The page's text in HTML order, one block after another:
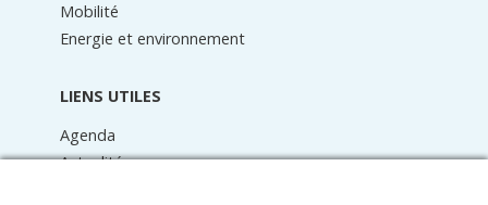
Mobilité
Energie et environnement
LIENS UTILES
Agenda
Actualités